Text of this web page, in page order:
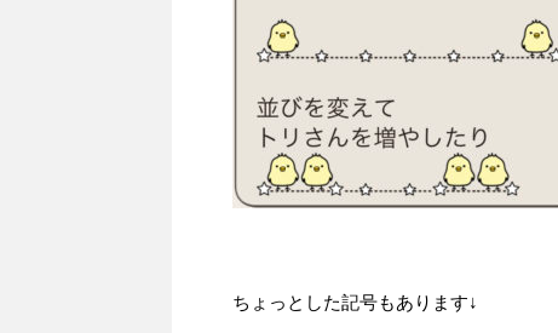
ちょっとした記号もあります↓